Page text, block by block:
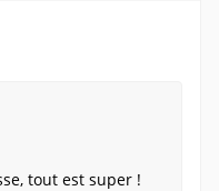
tout est super !